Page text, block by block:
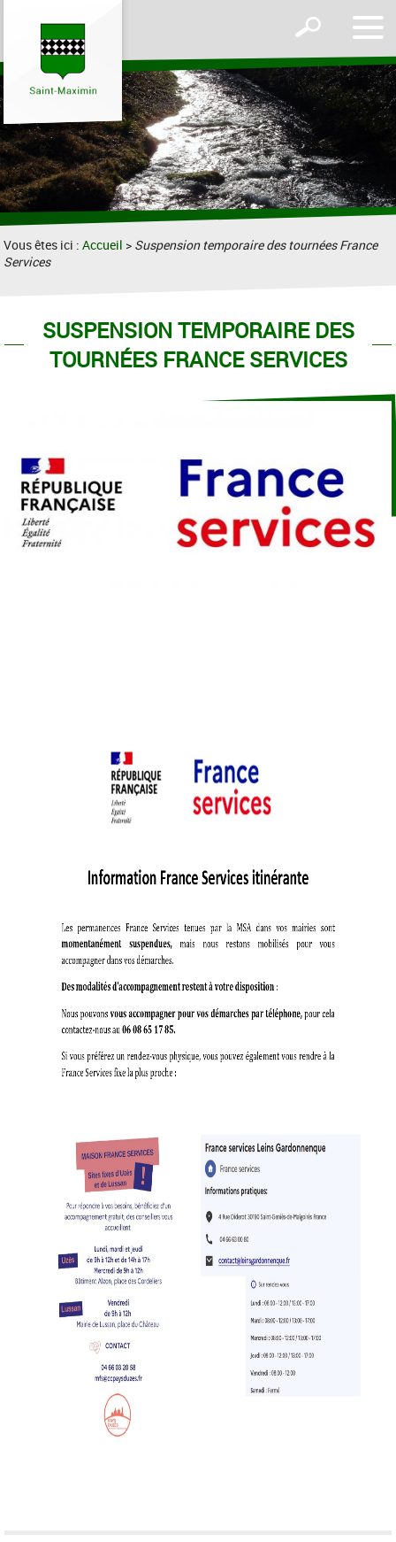
le
Afficher
formulaire
de
recherche
Vous êtes ici :Accueil > Suspension temporaire des tournées France
Services
SUSPENSION TEMPORAIRE DES
TOURNÉES FRANCE SERVICES